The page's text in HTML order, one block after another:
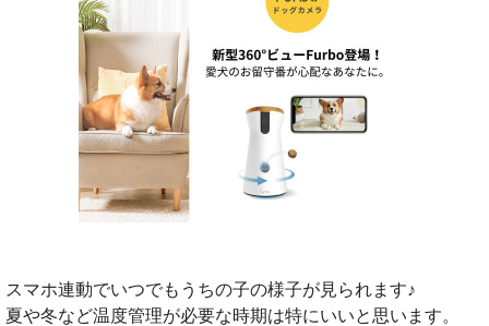
スマホ連動でいつでもうちの子の様子が見られます♪
夏や冬など温度管理が必要な時期は特にいいと思います。